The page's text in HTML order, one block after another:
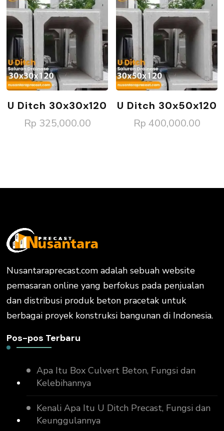
U Ditch 30x30x120
Rp 325,000.00
U Ditch 30x50x120
Rp 400,000.00
Nusantaraprecast.com adalah sebuah website
pemasaran online yang berfokus pada penjualan
dan distribusi produk beton pracetak untuk
berbagai proyek konstruksi bangunan di Indonesia.
Pos-pos Terbaru
Apa Itu Box Culvert Beton, Fungsi dan
Kelebihannya
Kenali Apa Itu U Ditch Precast, Fungsi dan
Keunggulannya